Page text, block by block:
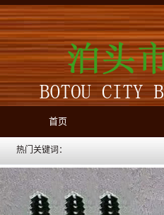
首页
热门关键词：